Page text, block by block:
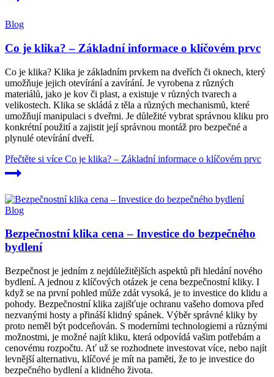
Blog
Co je klika? – Základní informace o klíčovém prvc
Co je klika? Klika je základním prvkem na dveřích či oknech, který
umožňuje jejich otevírání a zavírání. Je vyrobena z různých
materiálů, jako je kov či plast, a existuje v různých tvarech a
velikostech. Klika se skládá z těla a různých mechanismů, které
umožňují manipulaci s dveřmi. Je důležité vybrat správnou kliku pro
konkrétní použití a zajistit její správnou montáž pro bezpečné a
plynulé otevírání dveří.
Přečtěte si více Co je klika? – Základní informace o klíčovém prvc
Blog
Bezpečnostní klika cena – Investice do bezpečného
bydlení
Bezpečnost je jedním z nejdůležitějších aspektů při hledání nového
bydlení. A jednou z klíčových otázek je cena bezpečnostní kliky. I
když se na první pohled může zdát vysoká, je to investice do klidu a
pohody. Bezpečnostní klika zajišťuje ochranu vašeho domova před
nezvanými hosty a přináší klidný spánek. Výběr správné kliky by
proto neměl být podceňován. S moderními technologiemi a různými
možnostmi, je možné najít kliku, která odpovídá vašim potřebám a
cenovému rozpočtu. Ať už se rozhodnete investovat více, nebo najít
levnější alternativu, klíčové je mít na paměti, že to je investice do
bezpečného bydlení a klidného života.